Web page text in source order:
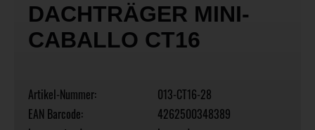
DACHTRÄGER MINI-
CABALLO CT16
Artikel-Nummer:
013-CT16-28
EAN Barcode:
4262500348389